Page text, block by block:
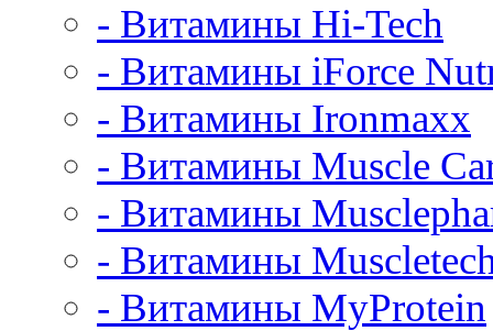
- Витамины Hi-Tech
- Витамины iForce
- Витамины Ironmaxx
- Витамины Muscle
- Витамины
- Витамины
- Витамины MyProtein